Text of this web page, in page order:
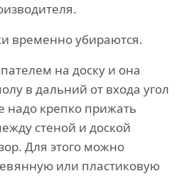
временно убираются.
на доску и она
в дальний от входа угол
надо крепко прижать
стеной и доской
Для этого можно
или пластиковую